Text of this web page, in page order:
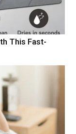
This Fast-